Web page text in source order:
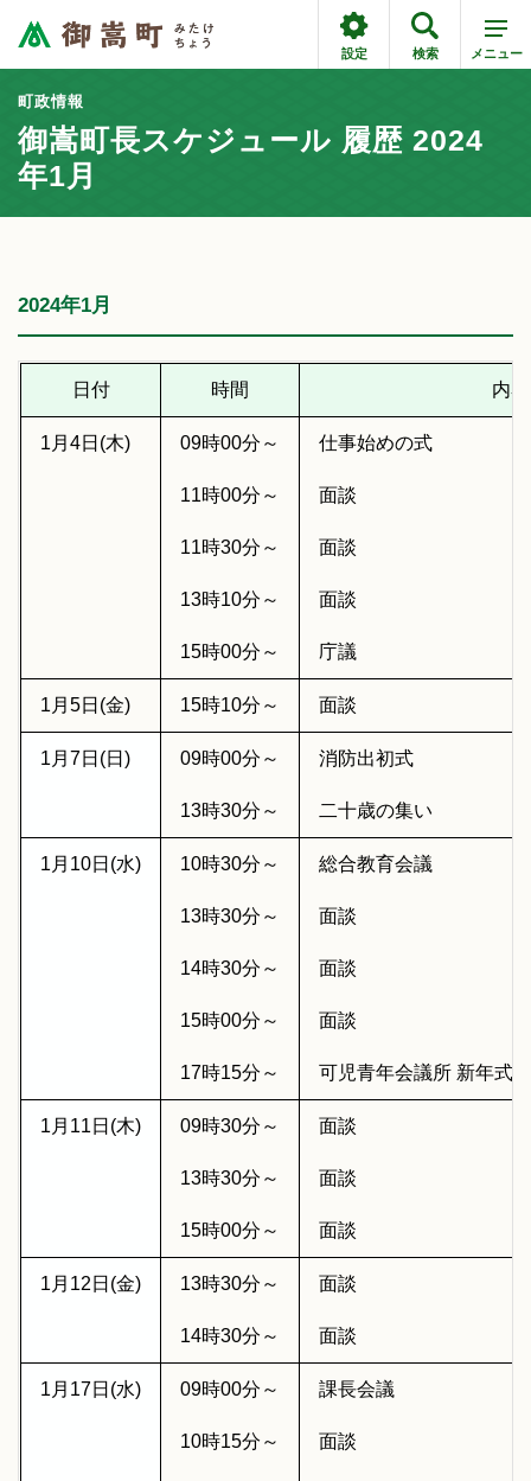
設定 検索 メニュー
町政情報
御嵩町長スケジュール 履歴 2024
年1月
2024年1月
日付 時間 内容
1月4日(木) 09時00分～ 仕事始めの式
11時00分～ 面談
11時30分～ 面談
13時10分～ 面談
15時00分～ 庁議
1月5日(金) 15時10分～ 面談
1月7日(日) 09時00分～ 消防出初式
13時30分～ 二十歳の集い
1月10日(水) 10時30分～ 総合教育会議
13時30分～ 面談
14時30分～ 面談
15時00分～ 面談
17時15分～ 可児青年会議所 新年式典
1月11日(木) 09時30分～ 面談
13時30分～ 面談
15時00分～ 面談
1月12日(金) 13時30分～ 面談
14時30分～ 面談
1月17日(水) 09時00分～ 課長会議
10時15分～ 面談